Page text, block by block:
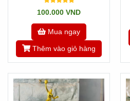
Nhật Minh
100.000 VND
Mua ngay
Thêm vào giỏ hàng